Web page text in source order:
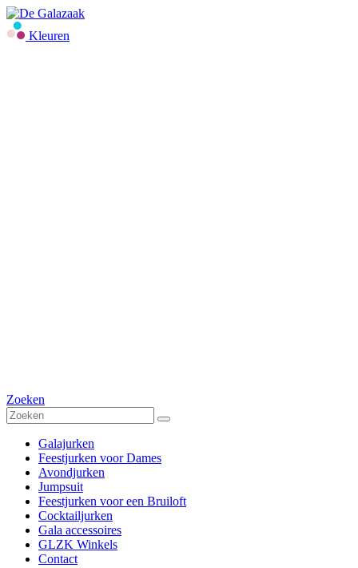
Kleuren
Zoeken
Galajurken
Feestjurken voor Dames
Avondjurken
Jumpsuit
Feestjurken voor een Bruiloft
Cocktailjurken
Gala accessoires
GLZK Winkels
Contact